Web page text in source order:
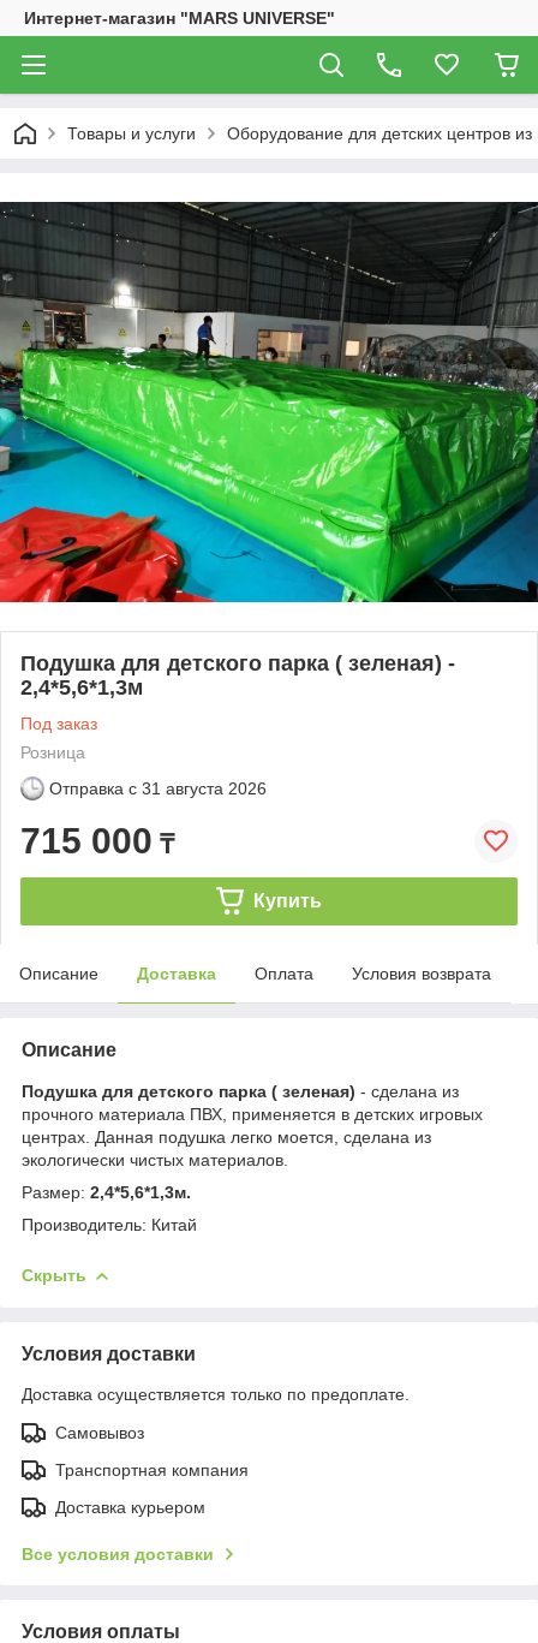
Интернет-магазин "MARS UNIVERSE"
Товары и услуги Оборудование для детских центров
Подушка для детского парка ( зеленая) -
2,4*5,6*1,3м
Под заказ
Розница
Отправка с 31 августа 2026
715 000 ₸
Купить
Описание Доставка Оплата Условия возврата
Описание
Подушка для детского парка ( зеленая) - сделана из
прочного материала ПВХ, применяется в детских игровых
центрах. Данная подушка легко моется, сделана из
экологически чистых материалов.
Размер: 2,4*5,6*1,3м.
Производитель: Китай
Скрыть
Условия доставки
Доставка осуществляется только по предоплате.
Самовывоз
Транспортная компания
Доставка курьером
Все условия доставки
Условия оплаты